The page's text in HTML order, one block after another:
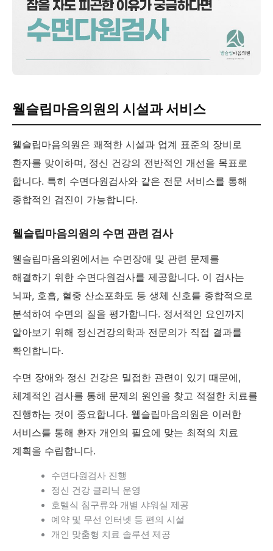
웰슬립마음의원의 시설과 서비스
웰슬립마음의원은 쾌적한 시설과 업계 표준의 장비로
환자를 맞이하며, 정신 건강의 전반적인 개선을 목표로
합니다. 특히 수면다원검사와 같은 전문 서비스를 통해
종합적인 검진이 가능합니다.
웰슬립마음의원의 수면 관련 검사
웰슬립마음의원에서는 수면장애 및 관련 문제를
해결하기 위한 수면다원검사를 제공합니다. 이 검사는
뇌파, 호흡, 혈중 산소포화도 등 생체 신호를 종합적으로
분석하여 수면의 질을 평가합니다. 정서적인 요인까지
알아보기 위해 정신건강의학과 전문의가 직접 결과를
확인합니다.
수면 장애와 정신 건강은 밀접한 관련이 있기 때문에,
체계적인 검사를 통해 문제의 원인을 찾고 적절한 치료를
진행하는 것이 중요합니다. 웰슬립마음의원은 이러한
서비스를 통해 환자 개인의 필요에 맞는 최적의 치료
계획을 수립합니다.
수면다원검사 진행
정신 건강 클리닉 운영
호텔식 침구류와 개별 샤워실 제공
예약 및 무선 인터넷 등 편의 시설
개인 맞춤형 치료 솔루션 제공